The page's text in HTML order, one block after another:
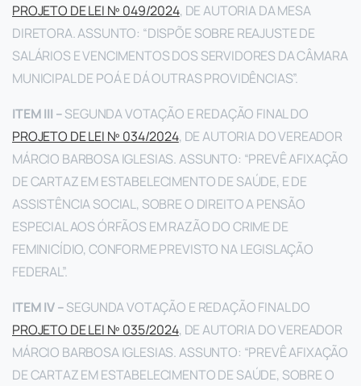
PROJETO DE LEI Nº 049/2024, DE AUTORIA DA MESA
DIRETORA. ASSUNTO: “DISPÕE SOBRE REAJUSTE DE
SALÁRIOS E VENCIMENTOS DOS SERVIDORES DA CÂMARA
MUNICIPAL DE POÁ E DÁ OUTRAS PROVIDÊNCIAS”.
ITEM III –SEGUNDA VOTAÇÃO E REDAÇÃO FINAL DO
PROJETO DE LEI Nº 034/2024, DE AUTORIA DO VEREADOR
MÁRCIO BARBOSA IGLESIAS. ASSUNTO: “PREVÊ AFIXAÇÃO
DE CARTAZ EM ESTABELECIMENTO DE SAÚDE, E DE
ASSISTÊNCIA SOCIAL, SOBRE O DIREITO A PENSÃO
ESPECIAL AOS ÓRFÃOS EM RAZÃO DO CRIME DE
FEMINICÍDIO, CONFORME PREVISTO NA LEGISLAÇÃO
FEDERAL”.
ITEM IV –SEGUNDA VOTAÇÃO E REDAÇÃO FINAL DO
PROJETO DE LEI Nº 035/2024, DE AUTORIA DO VEREADOR
MÁRCIO BARBOSA IGLESIAS. ASSUNTO: “PREVÊ AFIXAÇÃO
DE CARTAZ EM ESTABELECIMENTO DE SAÚDE, SOBRE O